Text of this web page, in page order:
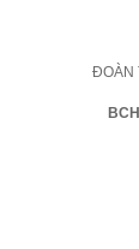
ĐOÀN